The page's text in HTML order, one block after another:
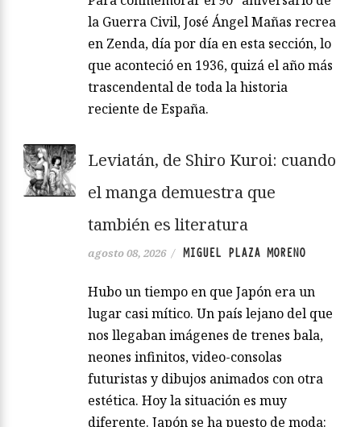
la Guerra Civil, José Ángel Mañas recrea
en Zenda, día por día en esta sección, lo
que aconteció en 1936, quizá el año más
trascendental de toda la historia
reciente de España.
Leviatán, de Shiro Kuroi: cuando
el manga demuestra que
también es literatura
agosto 08, 2026 / MIGUEL PLAZA MORENO
Hubo un tiempo en que Japón era un
lugar casi mítico. Un país lejano del que
nos llegaban imágenes de trenes bala,
neones infinitos, video-consolas
futuristas y dibujos animados con otra
estética. Hoy la situación es muy
diferente. Japón se ha puesto de moda: